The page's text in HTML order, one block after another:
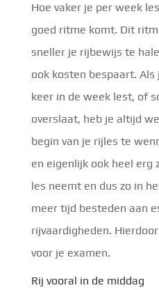
Hoe vaker je per week
goed ritme komt. Dit
sneller je rijbewijs te
ook kosten bespaart.
keer in de week lest, of
overslaat, heb je altijd
begin van je rijles te
en eigenlijk ook heel erg
les neemt en dus zo in
meer tijd besteden aan
rijvaardigheden.
voor je examen.
Rij vooral in de middag